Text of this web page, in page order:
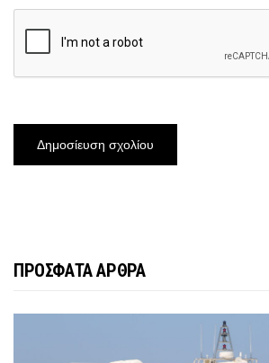
ΠΡΟΣΦΑΤΑ ΑΡΘΡΑ